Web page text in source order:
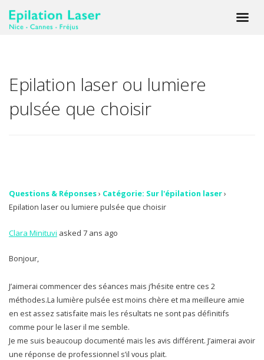
Epilation laser ou lumiere
pulsée que choisir
Questions & Réponses› Catégorie: Sur l'épilation laser›
Epilation laser ou lumiere pulsée que choisir
Clara Minituvi asked 7 ans ago
Bonjour,
J’aimerai commencer des séances mais j’hésite entre ces 2
méthodes.La lumière pulsée est moins chère et ma meilleure amie
en est assez satisfaite mais les résultats ne sont pas définitifs
comme pour le laser il me semble.
Je me suis beaucoup documenté mais les avis différent. J’aimerai avoir
une réponse de professionnel s’il vous plait.